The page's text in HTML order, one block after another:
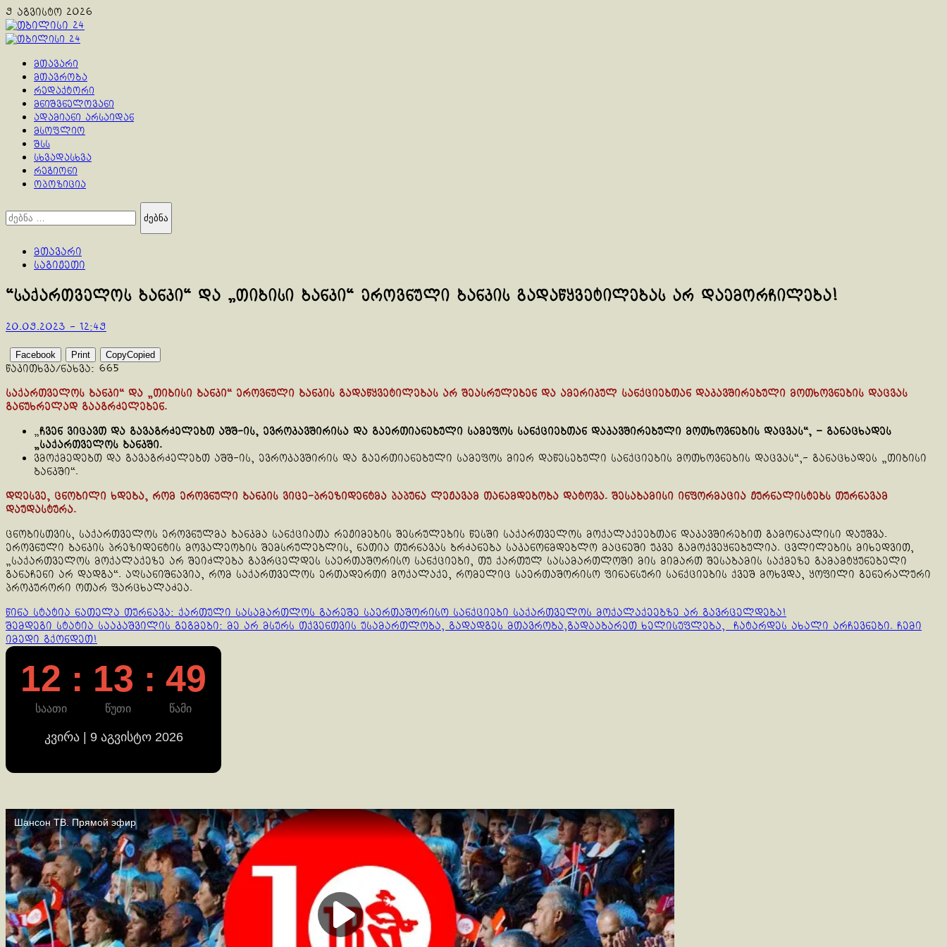
Skip
to
content
9 აგვისტო 2026
Primary
მთავარი
მთავრობა
რედაქტორი
მნიშვნელოვანი
ადამიანი არსაიდან
მსოფლიო
შსს
სხვადასხვა
რეგიონი
ოპოზიცია
ძებნა:
მთავარი
საგიჟეთი
“საქართველოს ბანკი“ და „თიბისი ბანკი“ ეროვნული ბანკის გადაწყვეტილებას არ დაემორჩილება!
20.09.2023 - 12:49
Facebook Print CopyCopied
წაკითხვა/ნახვა: 665
საქართველოს ბანკი“ და „თიბისი ბანკი“ ეროვნული ბანკის გადაწყვეტილებას არ შეასრულებენ და ამერიკულ სანქციებთან დაკავშირებული მოთხოვნების დაცვას
განუხრელად გააგრძელებენ.
„ჩვენ ვიცავთ და გავაგრძელებთ აშშ-ის, ევროკავშირისა და გაერთიანებული სამეფოს სანქციებთან დაკავშირებული მოთხოვნების დაცვას“, – განაცხადეს
„საქართველოს ბანკში.
ვმოქმედებთ და გავაგრძელებთ აშშ-ის, ევროკავშირის და გაერთიანებული სამეფოს მიერ დაწესებული სანქციების მოთხოვნების დაცვას“,- განაცხადეს „თიბისი
ბანკში“.
დღესვე, ცნობილი ხდება, რომ ეროვნული ბანკის ვიცე-პრეზიდენტმა პაპუნა ლეჟავამ თანამდებობა დატოვა. შესაბამისი ინფორმაცია ჟურნალისტებს თურნავამ
დაუდასტურა.
ცნობისთვის, საქართველოს ეროვნულმა ბანკმა სანქციათა რეჟიმების შესრულების წესში საქართველოს მოქალაქეებთან დაკავშირებით გამონაკლისი დაუშვა.
ეროვნული ბანკის პრეზიდენტის მოვალეობის შემსრულებლის, ნათია თურნავას ბრძანება საკანონმდებლო მაცნეში უკვე გამოქვეყნებულია. ცვლილების მიხედვით,
„საქართველოს მოქალაქეზე არ შეიძლება გავრცელდეს საერთაშორისო სანქციები, თუ ქართულ სასამართლოში მის მიმართ შესაბამის საქმეზე გამამტყუნებელი
განაჩენი არ დადგა“. აღსანიშნავია, რომ საქართველოს ერთადერთი მოქალაქე, რომელიც საერთაშორისო ფინანსური სანქციების ქვეშ მოხვდა, ყოფილი გენერალური
პროკურორი ოთარ ფარცხალაძეა.
Continue
Reading
წინა სტატია ნათელა თურნავა: ქართული სასამართლოს გარეშე საერთაშორისო სანქციები საქართველოს მოქალაქეებზე არ გავრცელდება!
შემდეგი სტატია სააკაშვილის გეგმები: მე არ მსურს თქვენთვის უსამართლობა, გადადგეს მთავრობა,გადააბარეთ ხელისუფლება, ჩატარდეს ახალი არჩევნები. ჩემი
იმედი გქონდეთ!
12 : 13 : 49
საათი წუთი წამი
კვირა | 9 აგვისტო 2026